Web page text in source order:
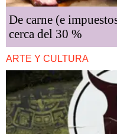
De carne (e
cerca del 30 %
ARTE Y CULTURA